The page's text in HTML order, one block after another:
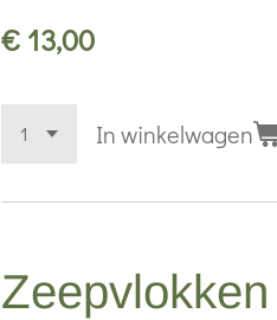
€ 13,00
In winkelwagen
Zeepvlokken